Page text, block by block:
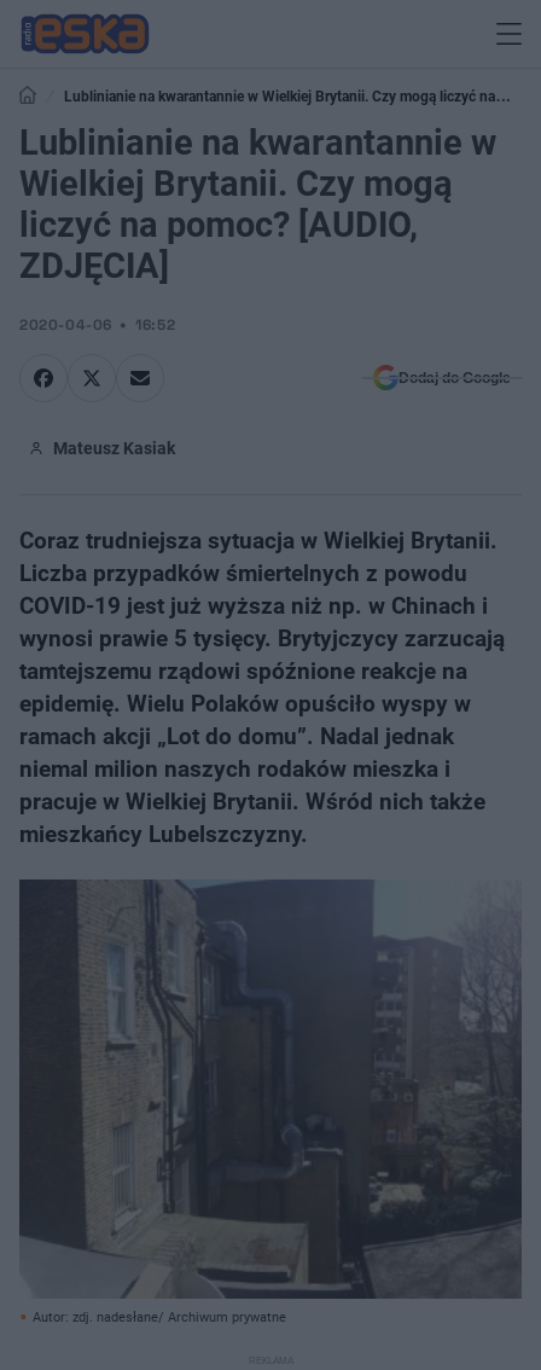
Lublinianie na kwarantannie w Wielkiej Brytanii. Czy mogą liczyć na
pomoc? [AUDIO, ZDJĘCIA]
Lublinianie na kwarantannie w
Wielkiej Brytanii. Czy mogą
liczyć na pomoc? [AUDIO,
ZDJĘCIA]
2020-04-06 16:52
Dodaj do Google
Mateusz Kasiak
Coraz trudniejsza sytuacja w Wielkiej Brytanii.
Liczba przypadków śmiertelnych z powodu
COVID-19 jest już wyższa niż np. w Chinach i
wynosi prawie 5 tysięcy. Brytyjczycy zarzucają
tamtejszemu rządowi spóźnione reakcje na
epidemię. Wielu Polaków opuściło wyspy w
ramach akcji „Lot do domu”. Nadal jednak
niemal milion naszych rodaków mieszka i
pracuje w Wielkiej Brytanii. Wśród nich także
mieszkańcy Lubelszczyzny.
Autor: zdj. nadesłane/ Archiwum prywatne